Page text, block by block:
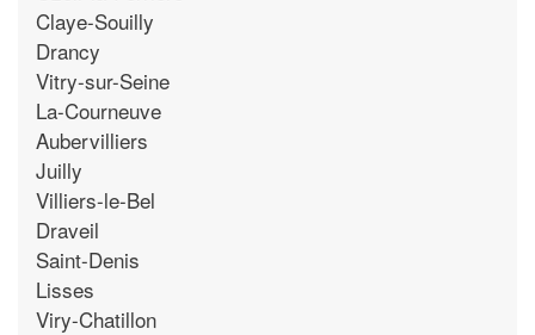
Claye-Souilly
Drancy
Vitry-sur-Seine
La-Courneuve
Aubervilliers
Juilly
Villiers-le-Bel
Draveil
Saint-Denis
Lisses
Viry-Chatillon